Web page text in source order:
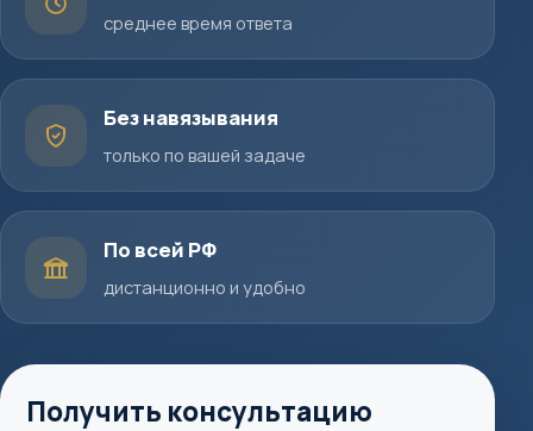
среднее время ответа
Без навязывания
только по вашей задаче
По всей РФ
дистанционно и удобно
Получить консультацию